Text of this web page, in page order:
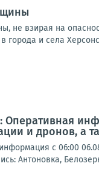
не взирая на
и села
и дронов, а
с 06:00
Антоновка,